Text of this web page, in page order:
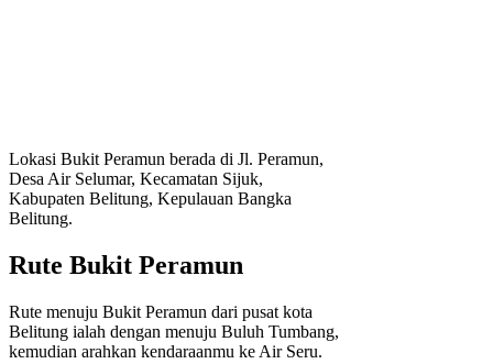
Lokasi Bukit Peramun berada di Jl. Peramun,
Desa Air Selumar, Kecamatan Sijuk,
Kabupaten Belitung, Kepulauan Bangka
Belitung.
Rute Bukit Peramun
Rute menuju Bukit Peramun dari pusat kota
Belitung ialah dengan menuju Buluh Tumbang,
kemudian arahkan kendaraanmu ke Air Seru.